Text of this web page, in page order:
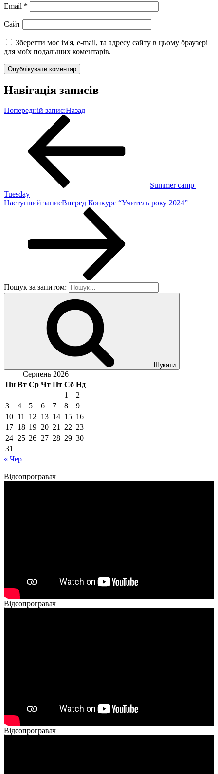
Email *
Сайт
Зберегти моє ім'я, e-mail, та адресу сайту в цьому браузері
для моїх подальших коментарів.
Навігація записів
Попередній запис:Назад
Summer camp |
Tuesday
Наступний записВперед Конкурс “Учитель року 2024”
Пошук за запитом:
Шукати
Серпень 2026
Пн Вт Ср Чт Пт Сб Нд
1
2
3
4 5 6 7 8
9
10 11 12 13 14 15 16
17 18 19 20 21 22 23
24 25 26 27 28 29 30
31
« Чер
Відеопрогравач
Відеопрогравач
Відеопрогравач